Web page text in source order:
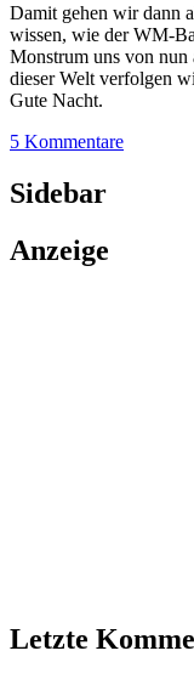
Damit gehen wir dann
wissen, wie der WM-
Monstrum uns von nun
dieser Welt verfolgen
Gute Nacht.
5 Kommentare
Sidebar
Anzeige
Letzte